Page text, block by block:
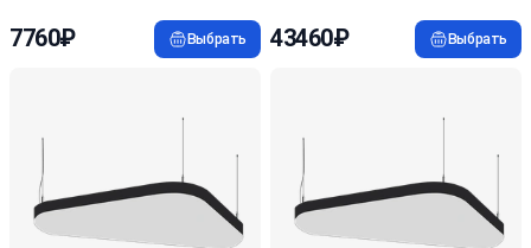
7760₽ Выбрать 43460₽ Выбрать